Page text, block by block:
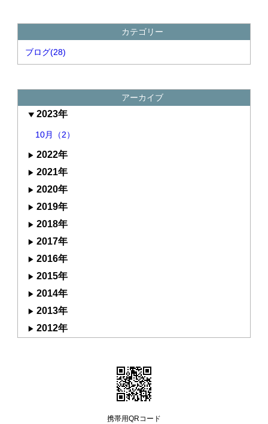
カテゴリー
ブログ(28)
アーカイブ
2023年
10月（2）
2022年
2021年
2020年
2019年
2018年
2017年
2016年
2015年
2014年
2013年
2012年
携帯用QRコード